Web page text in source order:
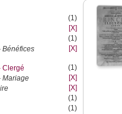
(1)
[X]
(1)
Bénéfices
[X]
Clergé
(1)
Mariage
[X]
[X]
(1)
(1)